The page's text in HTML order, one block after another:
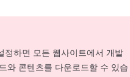
정하면 모든 웹사이트에서 개발
와 콘텐츠를 다운로드할 수 있습